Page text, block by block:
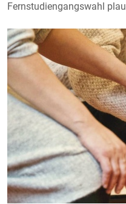
Fernstudiengangswahl